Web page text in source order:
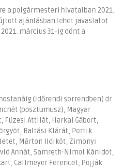
a polgármesteri hivatalban 2021.
ajánlásban lehet javaslatot
március 31-ig dönt a
(időrendi sorrendben) dr.
(posztumusz), Magyar
Füzesi Attilát, Harkai Gábort,
Baltási Klárát, Portik
Márton Ildikót, Zimonyi
Annát, Samreth-Nimol Kánidot,
Callmeyer Ferencet, Pojják